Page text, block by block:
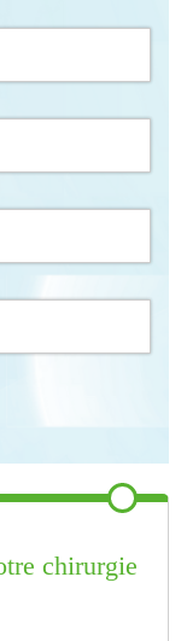
chirurgie